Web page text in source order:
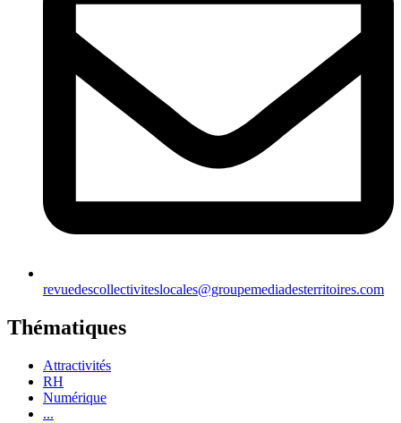
revuedescollectiviteslocales@groupemediadesterritoires.com
Thématiques
Attractivités
RH
Numérique
...